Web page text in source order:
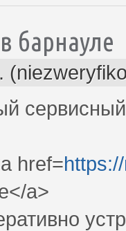
барнауле
href=
a>